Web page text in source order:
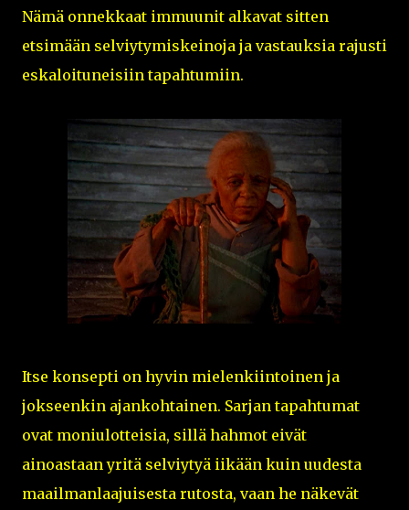
Nämä onnekkaat immuunit alkavat sitten
etsimään selviytymiskeinoja ja vastauksia rajusti
eskaloituneisiin tapahtumiin.
Itse konsepti on hyvin mielenkiintoinen ja
jokseenkin ajankohtainen. Sarjan tapahtumat
ovat moniulotteisia, sillä hahmot eivät
ainoastaan yritä selviytyä iikään kuin uudesta
maailmanlaajuisesta rutosta, vaan he näkevät